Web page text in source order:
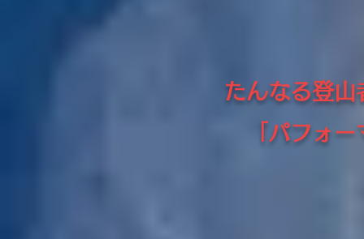
たんなる登山
「パフォ